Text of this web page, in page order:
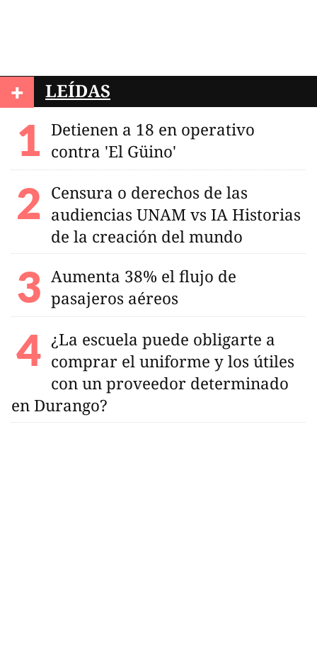
+ LEÍDAS
Detienen a 18 en operativo
contra 'El Güino'
Censura o derechos de las
audiencias UNAM vs IA Historias
de la creación del mundo
Aumenta 38% el flujo de
pasajeros aéreos
¿La escuela puede obligarte a
comprar el uniforme y los útiles
con un proveedor determinado
en Durango?